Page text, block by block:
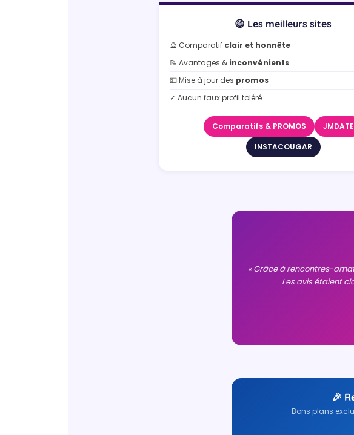
😄 Les meilleurs sites
🔮 Comparatif clair et honnête
📝 Avantages & inconvénients
💵 Mise à jour des promos
✓ Aucun faux profil toléré
Comparatifs & PROMOS
JMDATE
INSTACOUGAR
« Grâce à rencontres-
Les avis étaient
🎉
Bons plans